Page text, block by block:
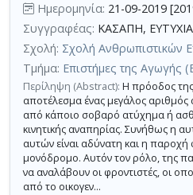
Ημερομηνία: 21-09-2019
Συγγραφέας: ΚΑΣΑΠΗ, ΕΥΤΥΧΙΑ
Σχολή: Σχολή Ανθρωπιστικών
Τμήμα: Επιστήμες της Αγωγής
Περίληψη (Abstract): Η πρόοδος της
αποτέλεσμα ένας μεγάλος
από κάποιο σοβαρό ατύχημα ή
κινητικής αναπηρίας. Συνήθως η
αυτών είναι αδύνατη και η παροχή
μονόδρομο. Αυτόν τον ρόλο, της
να αναλάβουν οι φροντιστές, οι
από το οικογεν...